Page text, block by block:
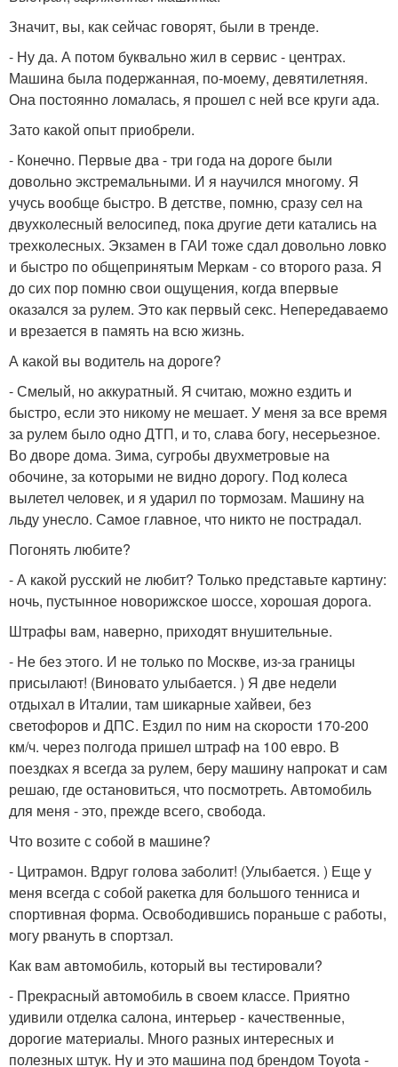
Значит, вы, как сейчас говорят, были в тренде.
- Ну да. А потом буквально жил в сервис - центрах.
Машина была подержанная, по-моему, девятилетняя.
Она постоянно ломалась, я прошел с ней все круги ада.
Зато какой опыт приобрели.
- Конечно. Первые два - три года на дороге были
довольно экстремальными. И я научился многому. Я
учусь вообще быстро. В детстве, помню, сразу сел на
двухколесный велосипед, пока другие дети катались на
трехколесных. Экзамен в ГАИ тоже сдал довольно ловко
и быстро по общепринятым Меркам - со второго раза. Я
до сих пор помню свои ощущения, когда впервые
оказался за рулем. Это как первый секс. Непередаваемо
и врезается в память на всю жизнь.
А какой вы водитель на дороге?
- Смелый, но аккуратный. Я считаю, можно ездить и
быстро, если это никому не мешает. У меня за все время
за рулем было одно ДТП, и то, слава богу, несерьезное.
Во дворе дома. Зима, сугробы двухметровые на
обочине, за которыми не видно дорогу. Под колеса
вылетел человек, и я ударил по тормозам. Машину на
льду унесло. Самое главное, что никто не пострадал.
Погонять любите?
- А какой русский не любит? Только представьте картину:
ночь, пустынное новорижское шоссе, хорошая дорога.
Штрафы вам, наверно, приходят внушительные.
- Не без этого. И не только по Москве, из-за границы
присылают! (Виновато улыбается. ) Я две недели
отдыхал в Италии, там шикарные хайвеи, без
светофоров и ДПС. Ездил по ним на скорости 170-200
км/ч. через полгода пришел штраф на 100 евро. В
поездках я всегда за рулем, беру машину напрокат и сам
решаю, где остановиться, что посмотреть. Автомобиль
для меня - это, прежде всего, свобода.
Что возите с собой в машине?
- Цитрамон. Вдруг голова заболит! (Улыбается. ) Еще у
меня всегда с собой ракетка для большого тенниса и
спортивная форма. Освободившись пораньше с работы,
могу рвануть в спортзал.
Как вам автомобиль, который вы тестировали?
- Прекрасный автомобиль в своем классе. Приятно
удивили отделка салона, интерьер - качественные,
дорогие материалы. Много разных интересных и
полезных штук. Ну и это машина под брендом Toyota -